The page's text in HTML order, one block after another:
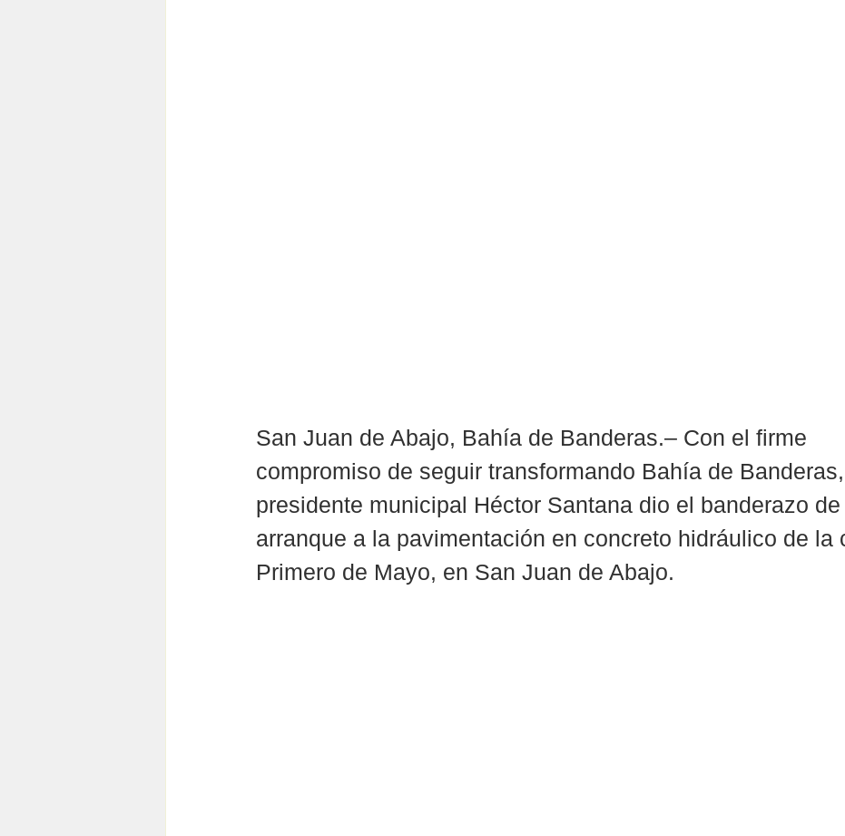
San Juan de Abajo, Bahía de Banderas.– Con el firme
compromiso de seguir transformando Bahía de
presidente municipal Héctor Santana dio el banderazo de
arranque a la pavimentación en concreto hidráulico de la
Primero de Mayo, en San Juan de Abajo.